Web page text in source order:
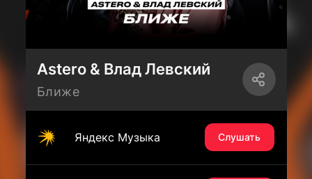
Astero & Влад Левский
Ближе
Яндекс Музыка Слушать